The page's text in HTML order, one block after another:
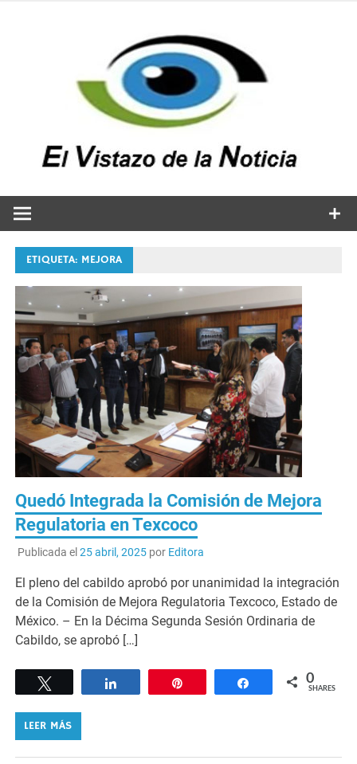
ETIQUETA: MEJORA
Quedó Integrada la Comisión de Mejora
Regulatoria en Texcoco
Publicada el 25 abril, 2025por Editora
El pleno del cabildo aprobó por unanimidad la integración
de la Comisión de Mejora Regulatoria Texcoco, Estado de
México. – En la Décima Segunda Sesión Ordinaria de
Cabildo, se aprobó […]
Share 0
SHARES
LEER MÁS